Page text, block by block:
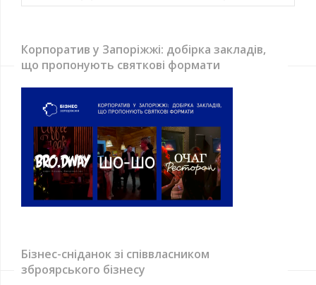
Корпоратив у Запоріжжі: добірка закладів,
що пропонують святкові формати
Бізнес-сніданок зі співвласником
зброярського бізнесу